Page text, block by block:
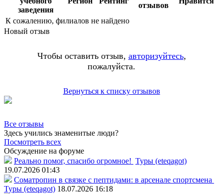
заведения
отзывов
К сожалению, филиалов не найдено
Новый отзыв
Чтобы оставить отзыв, авторизуйтесь,
пожалуйста.
Вернуться к списку отзывов
Все отзывы
Здесь учились знаменитые люди?
Посмотреть всех
Обсуждение на форуме
Реально помог, спасибо огромное! Туры (eteqagot)
19.07.2026 01:43
Соматропин в связке с пептидами: в арсенале спортсмена
Туры (eteqagot) 18.07.2026 16:18